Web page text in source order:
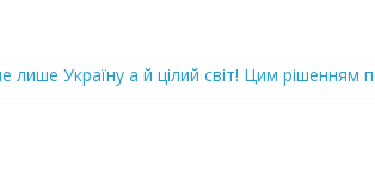
Україну а й цілий світ! Цим рішенням
Те, що почалося в місті не передати
суд Києва, де йому обиратимуть